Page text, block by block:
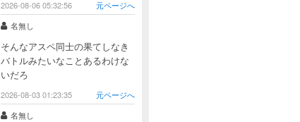
2026-08-06 05:32:56
元ページへ
名無し
そんなアスペ同士の果てしなき
バトルみたいなことあるわけな
いだろ
2026-08-03 01:23:35
元ページへ
名無し